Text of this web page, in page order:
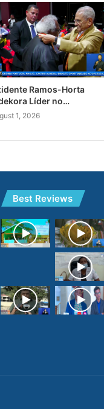
Ramos-Horta
Líder no…
1, 2026
Best Reviews